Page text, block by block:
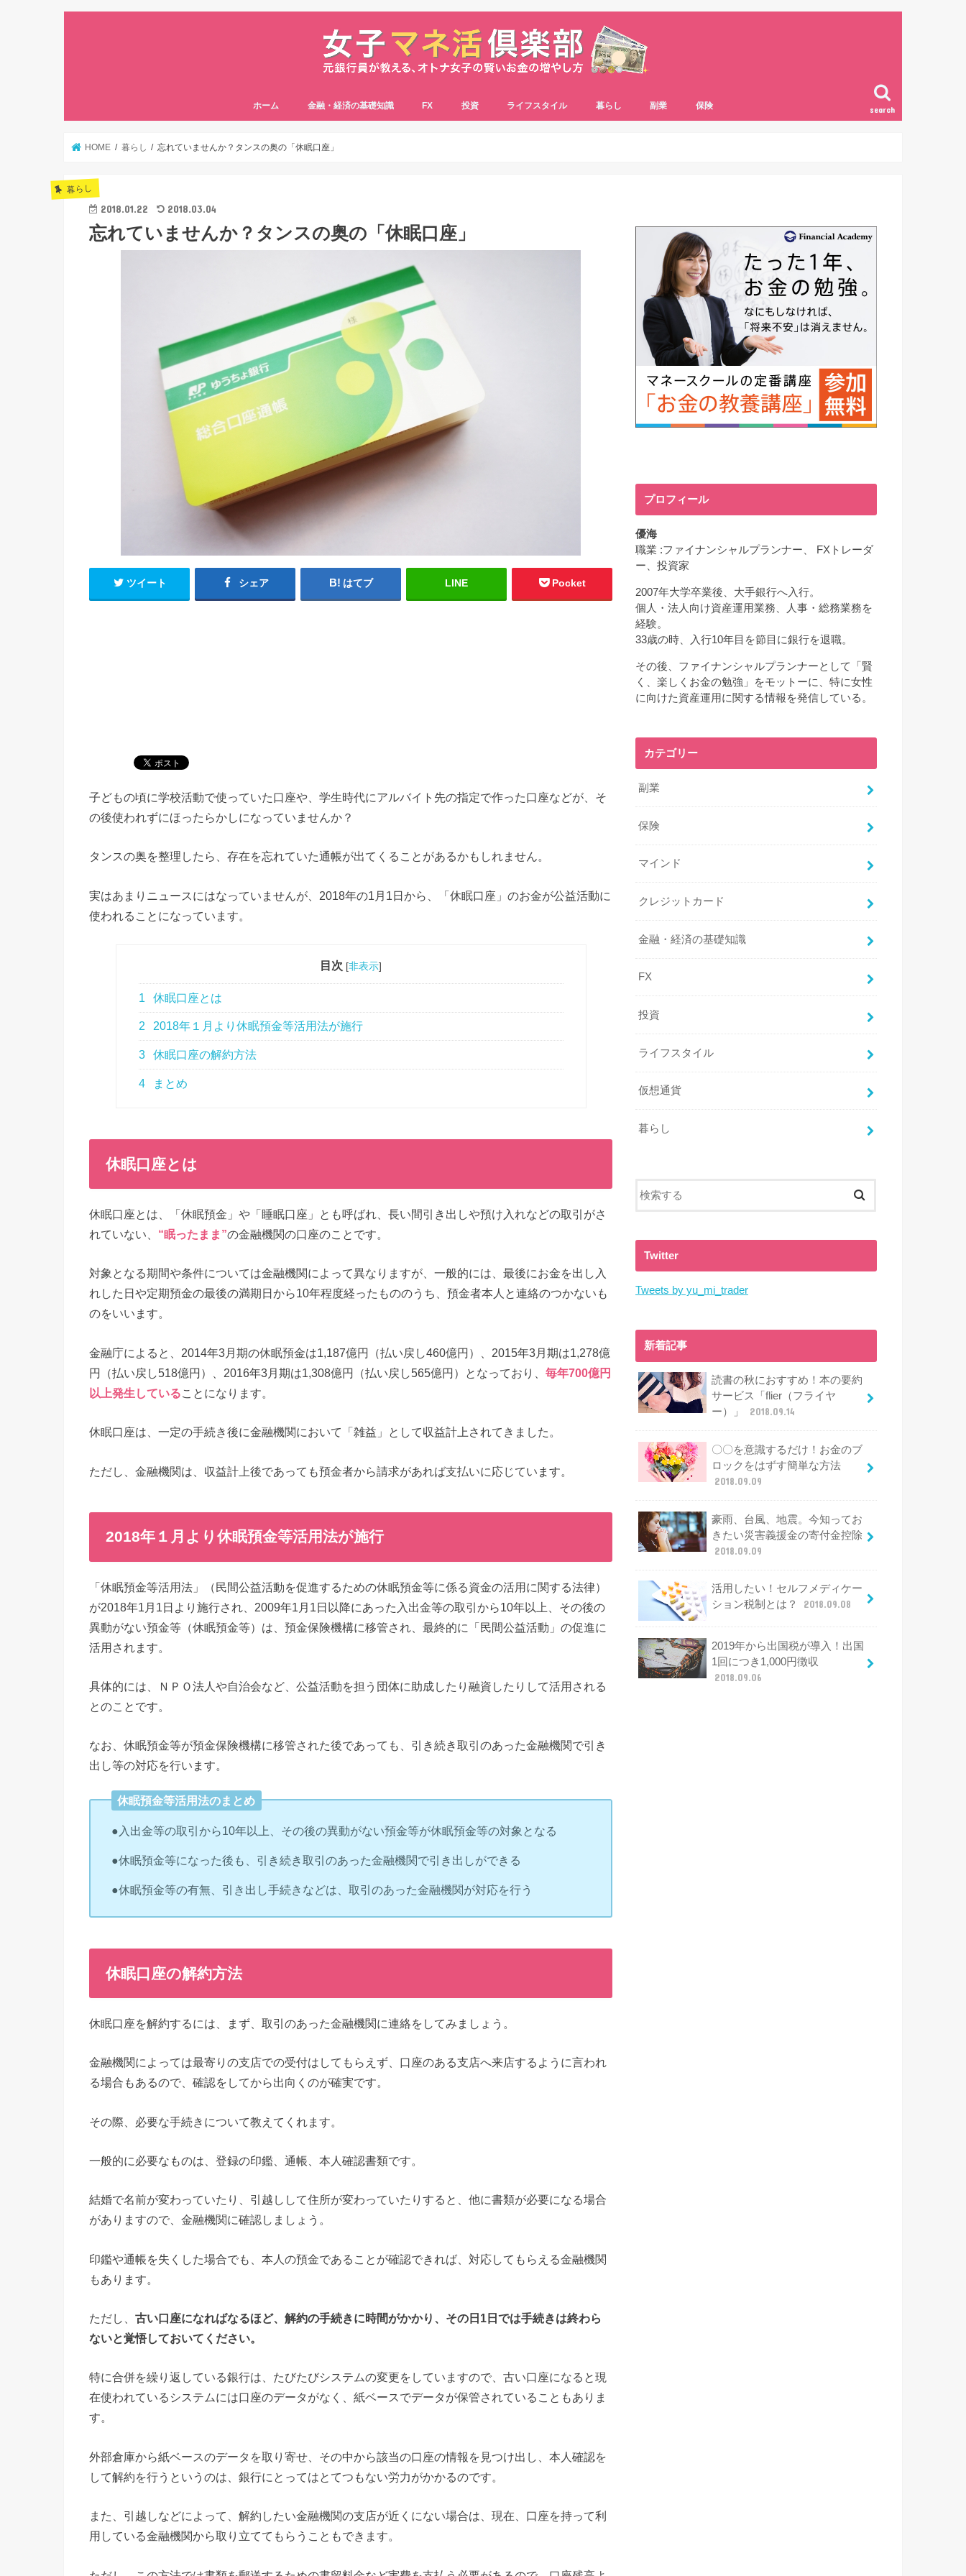
search
ホーム 金融・経済の基礎知識 FX 投資 ライフスタイル 暮らし 副業 保険
HOME 暮らし 忘れていませんか？タンスの奥の「休眠口座」
暮らし
2018.01.22 2018.03.04
忘れていませんか？タンスの奥の「休眠口座」
ツイート シェア はてブ LINE Pocket
子どもの頃に学校活動で使っていた口座や、学生時代にアルバイト先の指定で作った口座などが、そ
の後使われずにほったらかしになっていませんか？
タンスの奥を整理したら、存在を忘れていた通帳が出てくることがあるかもしれません。
実はあまりニュースにはなっていませんが、2018年の1月1日から、「休眠口座」のお金が公益活動に
使われることになっています。
目次 [非表示]
1 休眠口座とは
2 2018年１月より休眠預金等活用法が施行
3 休眠口座の解約方法
4 まとめ
休眠口座とは
休眠口座とは、「休眠預金」や「睡眠口座」とも呼ばれ、長い間引き出しや預け入れなどの取引がさ
れていない、 “眠ったまま”の金融機関の口座のことです。
対象となる期間や条件については金融機関によって異なりますが、一般的には、最後にお金を出し入
れした日や定期預金の最後の満期日から10年程度経ったもののうち、預金者本人と連絡のつかないも
のをいいます。
金融庁によると、2014年3月期の休眠預金は1,187億円（払い戻し460億円）、2015年3月期は1,278億
円（払い戻し518億円）、2016年3月期は1,308億円（払い戻し565億円）となっており、 毎年700億円
以上発生していることになります。
休眠口座は、一定の手続き後に金融機関において「雑益」として収益計上されてきました。
ただし、金融機関は、収益計上後であっても預金者から請求があれば支払いに応じています。
2018年１月より休眠預金等活用法が施行
「休眠預金等活用法」（民間公益活動を促進するための休眠預金等に係る資金の活用に関する法律）
が2018年1月1日より施行され、2009年1月1日以降にあった入出金等の取引から10年以上、その後の
異動がない預金等（休眠預金等）は、預金保険機構に移管され、最終的に「民間公益活動」の促進に
活用されます。
具体的には、ＮＰＯ法人や自治会など、公益活動を担う団体に助成したり融資したりして活用される
とのことです。
なお、休眠預金等が預金保険機構に移管された後であっても、引き続き取引のあった金融機関で引き
出し等の対応を行います。
休眠預金等活用法のまとめ
●入出金等の取引から10年以上、その後の異動がない預金等が休眠預金等の対象となる
●休眠預金等になった後も、引き続き取引のあった金融機関で引き出しができる
●休眠預金等の有無、引き出し手続きなどは、取引のあった金融機関が対応を行う
休眠口座の解約方法
休眠口座を解約するには、まず、取引のあった金融機関に連絡をしてみましょう。
金融機関によっては最寄りの支店での受付はしてもらえず、口座のある支店へ来店するように言われ
る場合もあるので、確認をしてから出向くのが確実です。
その際、必要な手続きについて教えてくれます。
一般的に必要なものは、登録の印鑑、通帳、本人確認書類です。
結婚で名前が変わっていたり、引越しして住所が変わっていたりすると、他に書類が必要になる場合
がありますので、金融機関に確認しましょう。
印鑑や通帳を失くした場合でも、本人の預金であることが確認できれば、対応してもらえる金融機関
もあります。
ただし、 古い口座になればなるほど、解約の手続きに時間がかかり、その日1日では手続きは終わら
ないと覚悟しておいてください。
特に合併を繰り返している銀行は、たびたびシステムの変更をしていますので、古い口座になると現
在使われているシステムには口座のデータがなく、紙ベースでデータが保管されていることもありま
す。
外部倉庫から紙ベースのデータを取り寄せ、その中から該当の口座の情報を見つけ出し、本人確認を
して解約を行うというのは、銀行にとってはとてつもない労力がかかるのです。
また、引越しなどによって、解約したい金融機関の支店が近くにない場合は、現在、口座を持って利
用している金融機関から取り立ててもらうこともできます。
プロフィール
優海
職業 :ファイナンシャルプランナー、 FXトレーダ
ー、投資家
2007年大学卒業後、大手銀行へ入行。
個人・法人向け資産運用業務、人事・総務業務を
経験。
33歳の時、入行10年目を節目に銀行を退職。
その後、ファイナンシャルプランナーとして「賢
く、楽しくお金の勉強」をモットーに、特に女性
に向けた資産運用に関する情報を発信している。
カテゴリー
副業
保険
マインド
クレジットカード
金融・経済の基礎知識
FX
投資
ライフスタイル
仮想通貨
暮らし
Twitter
Tweets by yu_mi_trader
新着記事
読書の秋におすすめ！本の要約
サービス「flier（フライヤ
ー）」
2018.09.14
〇〇を意識するだけ！お金のブ
ロックをはずす簡単な方法
2018.09.09
豪雨、台風、地震。今知ってお
きたい災害義援金の寄付金控除
2018.09.09
活用したい！セルフメディケー
ション税制とは？
2018.09.08
2019年から出国税が導入！出国
1回につき1,000円徴収
2018.09.06